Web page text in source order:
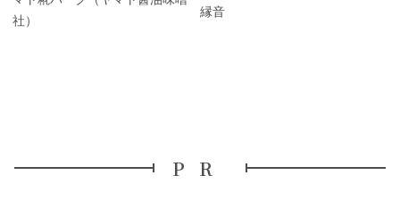
本社）
縁音
PR